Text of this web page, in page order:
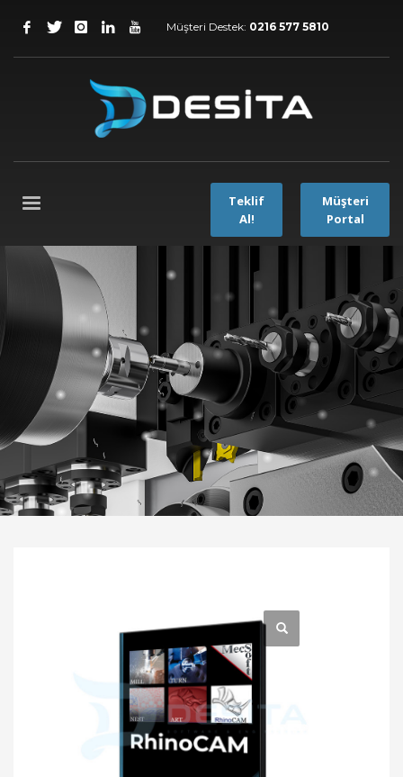
Müşteri Destek: 0216 577 5810
Teklif
Al!
Müşteri
Portal